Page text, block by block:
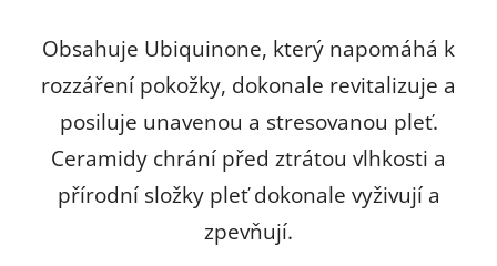
Obsahuje Ubiquinone, který napomáhá k
rozzáření pokožky, dokonale revitalizuje a
posiluje unavenou a stresovanou pleť.
Ceramidy chrání před ztrátou vlhkosti a
přírodní složky pleť dokonale vyživují a
zpevňují.